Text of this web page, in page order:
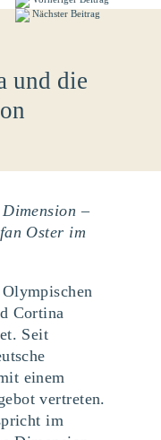
Nächster Beitrag
und die
–
Oster im
Cortina
Seit
einem
vertreten.
im